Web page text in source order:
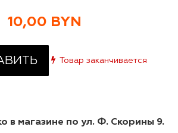
10,00 BYN
Товар заканчивается
в магазине по ул. Ф. Скорины 9.